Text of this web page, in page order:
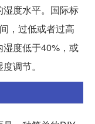
度水平。国际标
，过低或者过高
度低于40%，或
调节。